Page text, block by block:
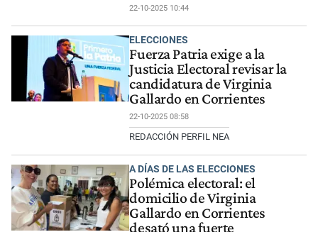
22-10-2025 10:44
ELECCIONES
Fuerza Patria exige a la
Justicia Electoral revisar la
candidatura de Virginia
Gallardo en Corrientes
22-10-2025 08:58
REDACCIÓN PERFIL NEA
A DÍAS DE LAS ELECCIONES
Polémica electoral: el
domicilio de Virginia
Gallardo en Corrientes
desató una fuerte